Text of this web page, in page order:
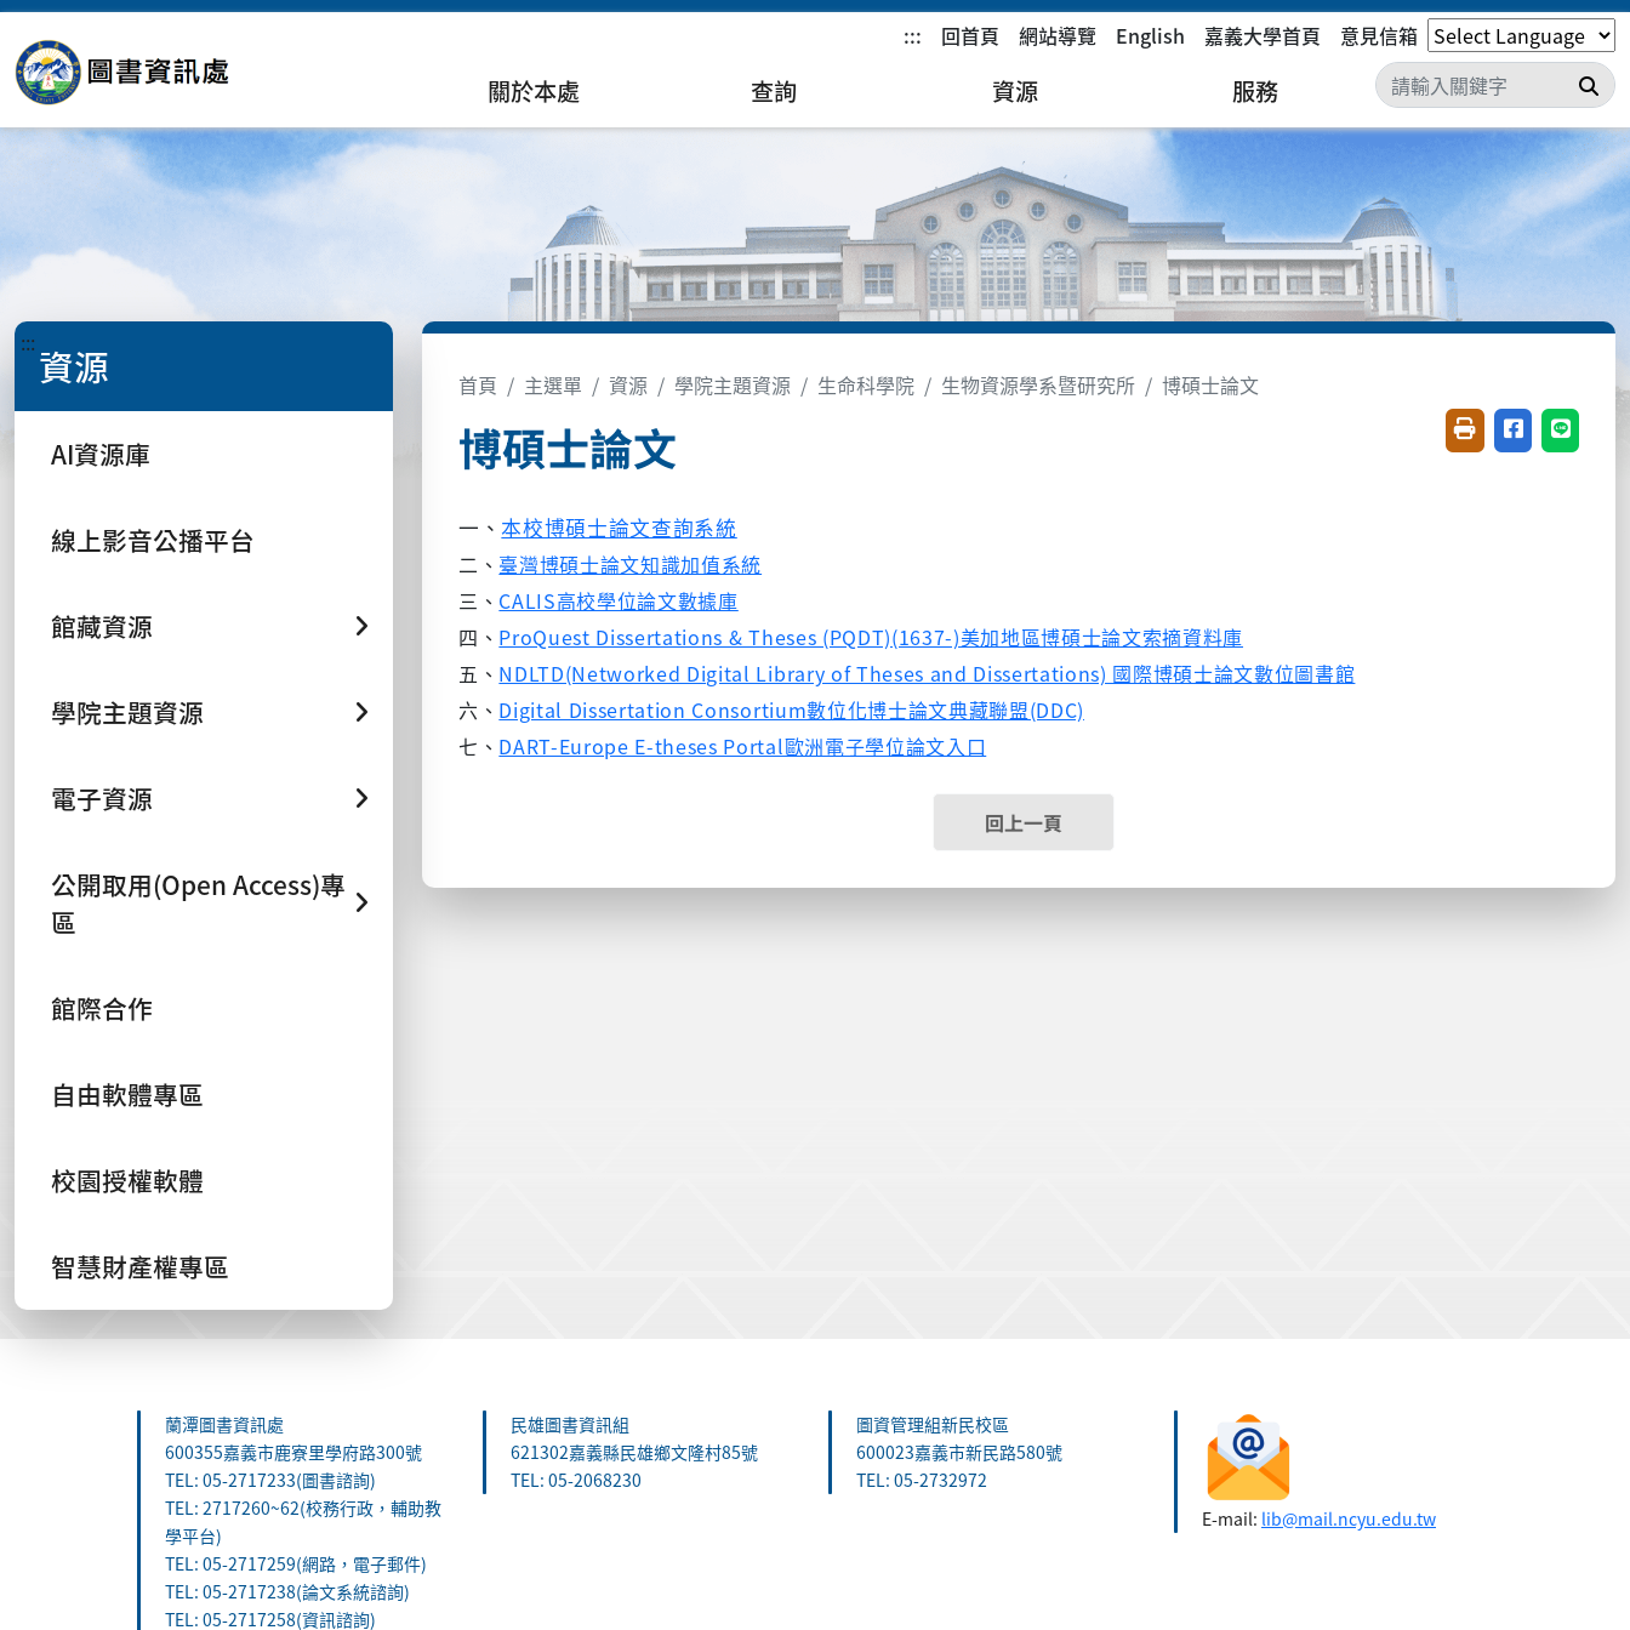
::: 回首頁 網站導覽 English 嘉義大學首頁 意見信箱
關於本處 查詢 資源 服務 搜
::: 資源
AI資源庫
線上影音公播平台
館藏資源
學院主題資源
電子資源
公開取用(Open Access)專
區
館際合作
自由軟體專區
校園授權軟體
智慧財產權專區
首頁 主選單 資源 學院主題資源 生命科學院 生物資源學系暨研究所 博碩士論文
博碩士論文 友善列印(開新視窗)
分享至臉書(
分享至
一、 本校博碩士論文查詢系統
二、 臺灣博碩士論文知識加值系統
三 、 CALIS高校學位論文數據庫
四、 ProQuest Dissertations & Theses (PQDT)(1637-)美加地區博碩士論文索摘資料庫
五、 NDLTD(Networked Digital Library of Theses and Dissertations) 國際博碩士論文數位圖書館
六、 Digital Dissertation Consortium數位化博士論文典藏聯盟(DDC)
七、 DART-Europe E-theses Portal歐洲電子學位論文入口
回上一頁
蘭潭圖書資訊處
600355嘉義市鹿寮里學府路300號
TEL: 05-2717233(圖書諮詢)
TEL: 2717260~62(校務行政，輔助教
學平台)
TEL: 05-2717259(網路，電子郵件)
TEL: 05-2717238(論文系統諮詢)
TEL: 05-2717258(資訊諮詢)
民雄圖書資訊組
621302嘉義縣民雄鄉文隆村85號
TEL: 05-2068230
圖資管理組新民校區
600023嘉義市新民路580號
TEL: 05-2732972
E-mail: lib@mail.ncyu.edu.tw